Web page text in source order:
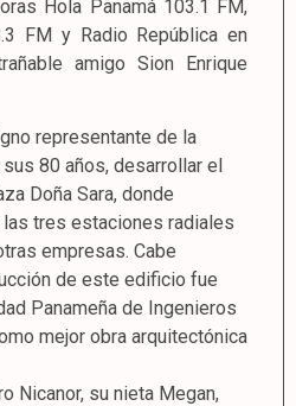
Hola Panamá 103.1 FM,
FM y Radio República en
amigo Sion Enrique
representante de la
80 años, desarrollar el
Doña Sara, donde
tres estaciones radiales
empresas. Cabe
de este edificio fue
Panameña de Ingenieros
mejor obra arquitectónica
Nicanor, su nieta Megan,